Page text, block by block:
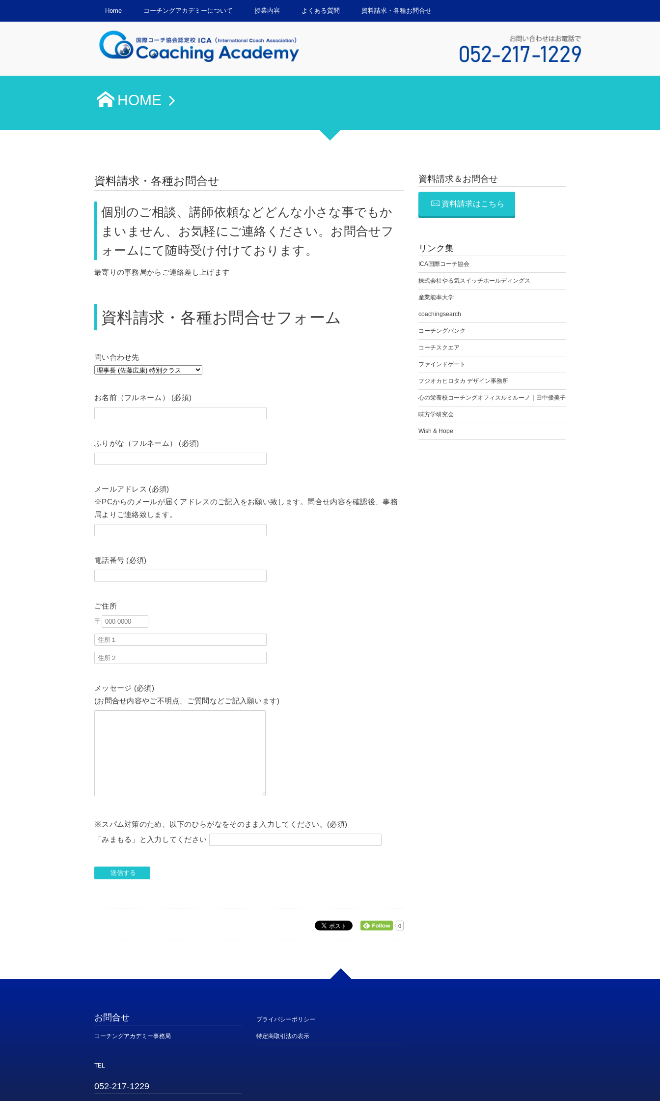
Home コーチングアカデミーについて 授業内容 よくある質問 資料請求・各種お問合せ
HOME
資料請求・各種お問合せ
個別のご相談、講師依頼などどんな小さな事でもか
まいません、お気軽にご連絡ください。お問合せフ
ォームにて随時受け付けております。
最寄りの事務局からご連絡差し上げます
資料請求・各種お問合せフォーム
問い合わせ先
お名前（フルネーム） (必須)
ふりがな（フルネーム） (必須)
メールアドレス (必須)
※PCからのメールが届くアドレスのご記入をお願い致します。問合せ内容を確認後、事務
局よりご連絡致します。
電話番号 (必須)
ご住所
〒
メッセージ (必須)
(お問合せ内容やご不明点、ご質問などご記入願います)
※スパム対策のため、以下のひらがなをそのまま入力してください。(必須)
「みまもる」と入力してください
0
資料請求＆お問合せ
資料請求はこちら
リンク集
ICA国際コーチ協会
株式会社やる気スイッチホールディングス
産業能率大学
coachingsearch
コーチングバンク
コーチスクエア
ファインドゲート
フジオカヒロタカ デザイン事務所
心の栄養校コーチングオフィスルミルーノ｜田中優美子
味方学研究会
Wish & Hope
お問合せ
コーチングアカデミー事務局
TEL
052-217-1229
プライバシーポリシー
特定商取引法の表示